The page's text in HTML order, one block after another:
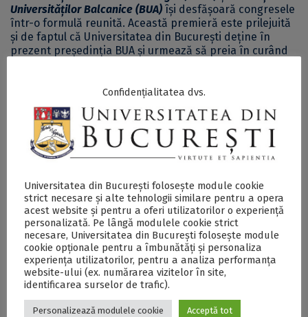
Universităților Balcanice (BUA) își desfășoară congresele
într-o formulă reunită. Această premieră este prilejuită
și de faptul că Universitatea din București deține în
prezent președinția BUA și urmează să preia în curând
Programul complet al Congresului Internațional „Dialog
și Cooperare în Regiunile Mării Negre și a Balcanilor”
poate fi consultat
aici. - PDF
Rețeaua Universităților de la Marea Neagră (Black Sea
cooperare pentru Instituțiile Academice din Regiunea
Mării Negre. BSUN intenționează să faciliteze
cooperarea inter-universitară și generarea de sinergii
între educație, cercetare științifică, inovare și cooperare
culturală. În prezent, Rețeaua include 120 de universități
din cele 12 țări membre ale Organizației Cooperării
Economice la Marea Neagră, inclusiv Albania, Armenia,
Azerbaidjan, Bulgaria, Georgia, Grecia, Moldova,
România, Serbia, Federația Rusă, Turcia și Ucraina.
Confidențialitatea dvs.
Universitatea din București folosește module cookie
strict necesare și alte tehnologii similare pentru a opera
acest website și pentru a oferi utilizatorilor o experiență
personalizată. Pe lângă modulele cookie strict
necesare, Universitatea din București folosește module
cookie opționale pentru a îmbunătăți și personaliza
experiența utilizatorilor, pentru a analiza performanța
website-ului (ex. numărarea vizitelor în site,
identificarea surselor de trafic).
Personalizează modulele cookie Acceptă tot